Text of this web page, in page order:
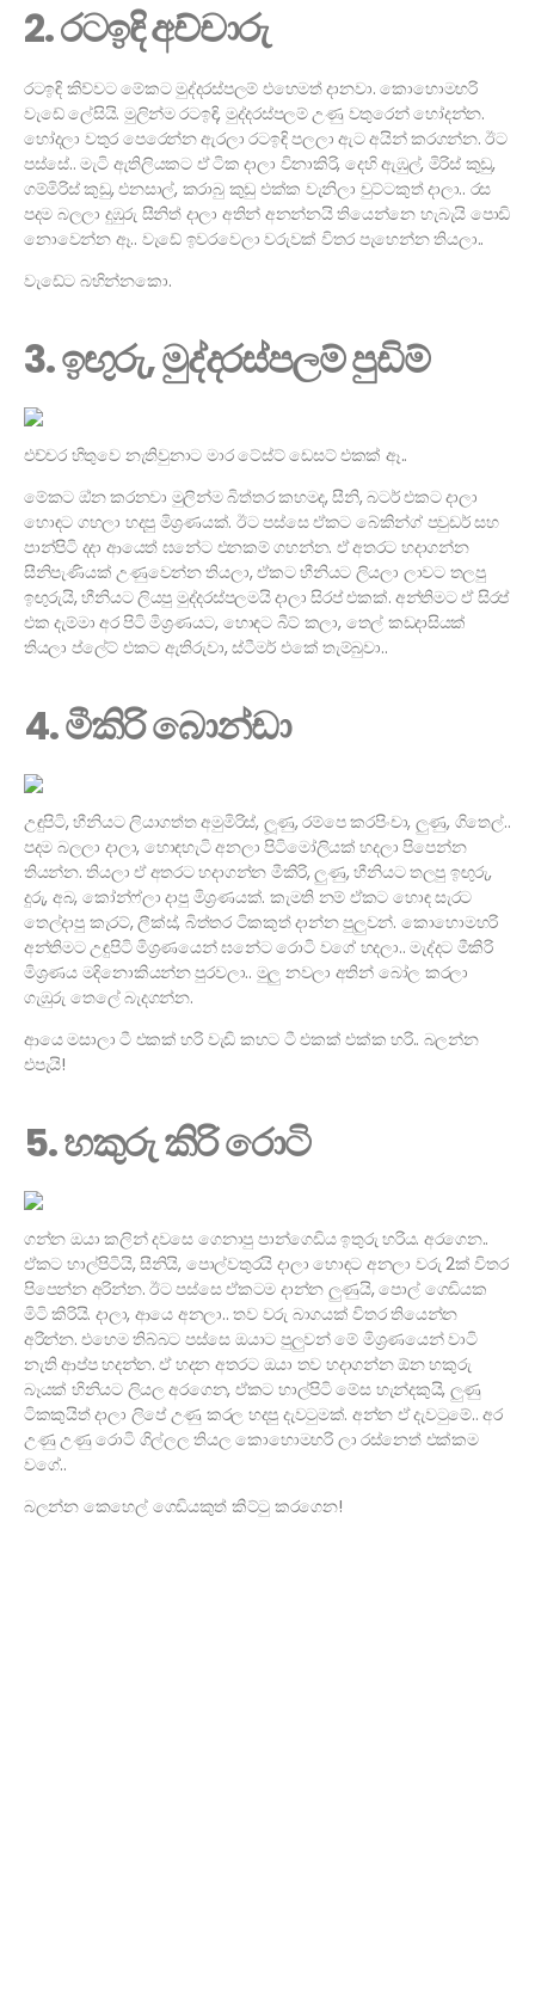
2. රටඉඳි අච්චාරු
රටඉඳි කිව්වට මේකට මුද්දරස්පලම් එහෙමත් දානවා. කොහොමහරි
වැඩේ ලේසියි. මුලින්ම රටඉඳි, මුද්දරස්පලම් උණු වතුරෙන් හෝදන්න.
හෝදලා වතුර පෙරෙන්න ඇරලා රටඉඳි පලලා ඇට අයින් කරගන්න. ඊට
පස්සේ.. මැටි ඇතිලියකට ඒ ටික දාලා විනාකිරි, දෙහි ඇඹුල්, මිරිස් කුඩු,
ගම්මිරිස් කුඩු, එනසාල්, කරාබු කුඩු එක්ක වැනිලා චුට්ටකුත් දාලා.. රස
පදම බලලා දුඹුරු සීනිත් දාලා අතින් අනන්නයි තියෙන්නෙ හැබැයි පොඩි
නොවෙන්න ඈ.. වැඩේ ඉවරවෙලා වරුවක් විතර පැහෙන්න තියලා..
වැඩේට බහින්නකො.
3. ඉඟුරු, මුද්දරස්පලම් පුඩිම්
එච්චර හිතුවෙ නැතිවුනාට මාර ටේස්ට් ඩෙසට් එකක් ඈ..
මේකට ඔ්න කරනවා මුලින්ම බිත්තර කහමද, සීනි, බටර් එකට දාලා
හොඳට ගහලා හදපු මිශ්‍රණයක්. ඊට පස්සෙ ඒකට බේකින්ග් පවුඩර් සහ
පාන්පිටි දදා ආයෙත් ඝනේට එනකම් ගහන්න. ඒ අතරට හදාගන්න
සීනිපැණියක් උණුවෙන්න තියලා, ඒකට හීනියට ලියලා ලාවට තලපු
ඉඟුරුයි, හීනියට ලියපු මුද්දරස්පලමයි දාලා සිරප් එකක්. අන්තිමට ඒ සිරප්
එක දැම්මා අර පිටි මිශ්‍රණයට, හොඳට බීට් කලා, තෙල් කඩදාසියක්
තියලා ප්ලේට් එකට ඇතිරුවා, ස්ටීමර් එකේ තැම්බුවා..
4. මීකිරි බොන්ඩා
උඳුපිටි, හීනියට ලියාගත්ත අමුමිරිස්, ලූණු, රම්පෙ කරපිංචා, ලුණු, ගිතෙල්..
පදම බලලා දාලා, හොඳහැටි අනලා පිටිමෝලියක් හදලා පිපෙන්න
තියන්න. තියලා ඒ අතරට හදාගන්න මීකිරි, ලුණු, හීනියට තලපු ඉඟුරු,
දුරු, අබ, කෝන්ෆ්ලා දාපු මිශ්‍රණයක්. කැමති නම් ඒකට හොඳ සැරට
තෙල්දාපු කැරට්, ලීක්ස්, බිත්තර ටිකකුත් දාන්න පුලුවන්. කොහොමහරි
අන්තිමට උඳුපිටි මිශ්‍රණයෙන් ඝනේට රොටි වගේ හදලා.. මැද්දට මීකිරි
මිශ්‍රණය මදිනොකියන්න පුරවලා.. මුලු නවලා අතින් බෝල කරලා
ගැඹුරු තෙලේ බැදගන්න.
ආයෙ මසාලා ටී එකක් හරි වැඩි කහට ටී එකක් එක්ක හරි.. බලන්න
එපැයි!
5. හකුරු කිරි රොටි
ගන්න ඔයා කලින් දවසෙ ගෙනාපු පාන්ගෙඩිය ඉතුරු හරිය. අරගෙන..
ඒකට හාල්පිටියි, සීනියි, පොල්වතුරයි දාලා හොඳට අනලා වරු 2ක් විතර
පිපෙන්න අරින්න. ඊට පස්සෙ ඒකටම දාන්න ලුණුයි, පොල් ගෙඩියක
මිටි කිරියි. දාලා, ආයෙ අනලා.. තව වරු බාගයක් විතර තියෙන්න
අරින්න. එහෙම තිබ්බට පස්සෙ ඔයාට පුලුවන් මේ මිශ්‍රණයෙන් වාටි
නැති ආප්ප හදන්න. ඒ හදන අතරට ඔයා තව හදාගන්න ඕන හකුරු
බෑයක් හිනියට ලියල අරගෙන, ඒකට හාල්පිටි මේස හැන්දකුයි, ලුණු
ටිකකුයිත් දාලා ලිපේ උණු කරල හදපු දැවටුමක්. අන්න ඒ දැවටුමේ.. අර
උණු උණු රොටි ගිල්ලල තියල කොහොමහරි ලා රස්නෙත් එක්කම
වගේ..
බලන්න කෙහෙල් ගෙඩියකුත් කිට්ටු කරගෙන!